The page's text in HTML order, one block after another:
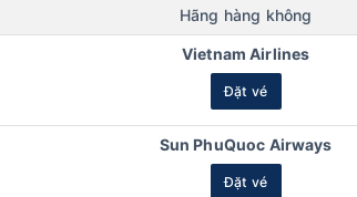
Hãng hàng không
Vietnam Airlines
Đặt vé
Sun PhuQuoc Airways
Đặt vé